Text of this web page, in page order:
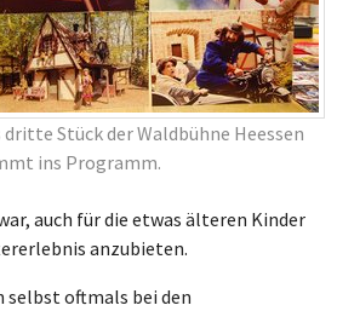
dritte Stück der Waldbühne Heessen
ins Programm.
auch für die etwas älteren Kinder
anzubieten.
selbst oftmals bei den